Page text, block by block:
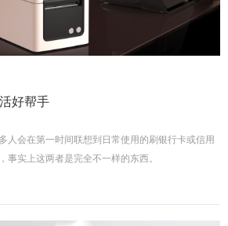
好帮手
人会在第一时间联想到日常使用的刷银行卡或信用
事实上这两者是完全不一样的东西。